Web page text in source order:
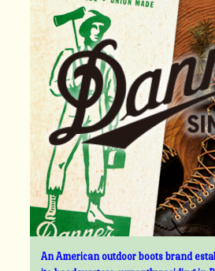
An American outdoor boots brand